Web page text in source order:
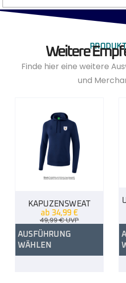
Weitere
Finde hier eine weitere
und
KAPUZENSWEAT
ab 34,99 €
49,99€UVP
AUSFÜHRUNG
WÄHLEN